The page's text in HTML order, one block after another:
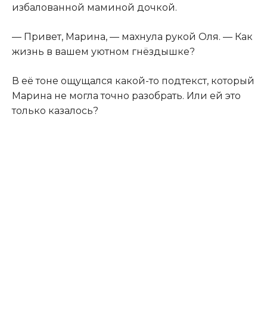
избалованной маминой дочкой.
— Привет, Марина, — махнула рукой Оля. — Как
жизнь в вашем уютном гнёздышке?
В её тоне ощущался какой-то подтекст, который
Марина не могла точно разобрать. Или ей это
только казалось?